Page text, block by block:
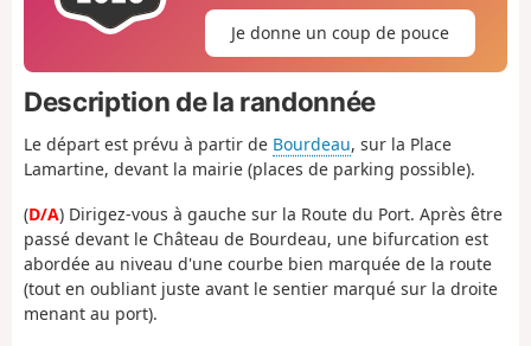
Je donne un coup de pouce
Description de la randonnée
Le départ est prévu à partir de Bourdeau, sur la Place
Lamartine, devant la mairie (places de parking possible).
(D/A) Dirigez-vous à gauche sur la Route du Port. Après être
passé devant le Château de Bourdeau, une bifurcation est
abordée au niveau d'une courbe bien marquée de la route
(tout en oubliant juste avant le sentier marqué sur la droite
menant au port).